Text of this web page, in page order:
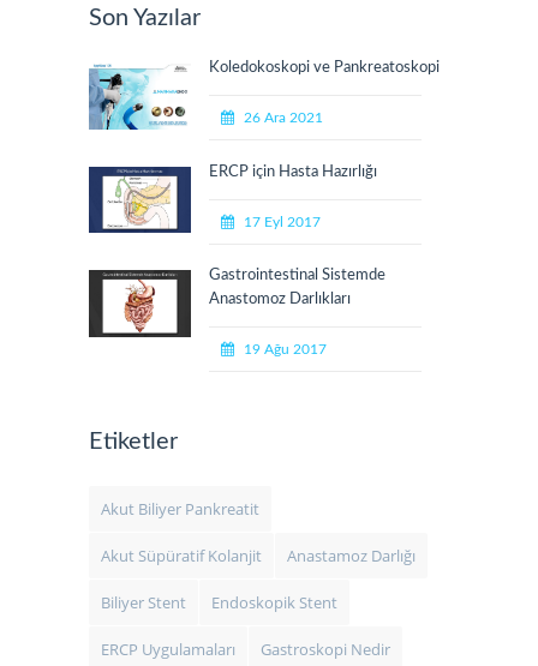
Son Yazılar
Koledokoskopi ve Pankreatoskopi
26 Ara 2021
ERCP için Hasta Hazırlığı
17 Eyl 2017
Gastrointestinal Sistemde
Anastomoz Darlıkları
19 Ağu 2017
Etiketler
Akut Biliyer Pankreatit
Akut Süpüratif Kolanjit Anastamoz Darlığı
Biliyer Stent Endoskopik Stent
ERCP Uygulamaları Gastroskopi Nedir